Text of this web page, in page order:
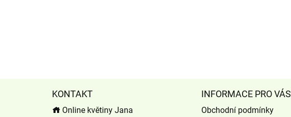
KONTAKT
Online květiny Jana
INFORMACE PRO VÁS
Obchodní podmínky